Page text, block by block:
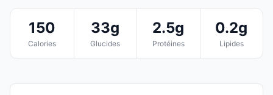
150
Calories
33g
Glucides
2.5g
Protéines
0.2g
Lipides